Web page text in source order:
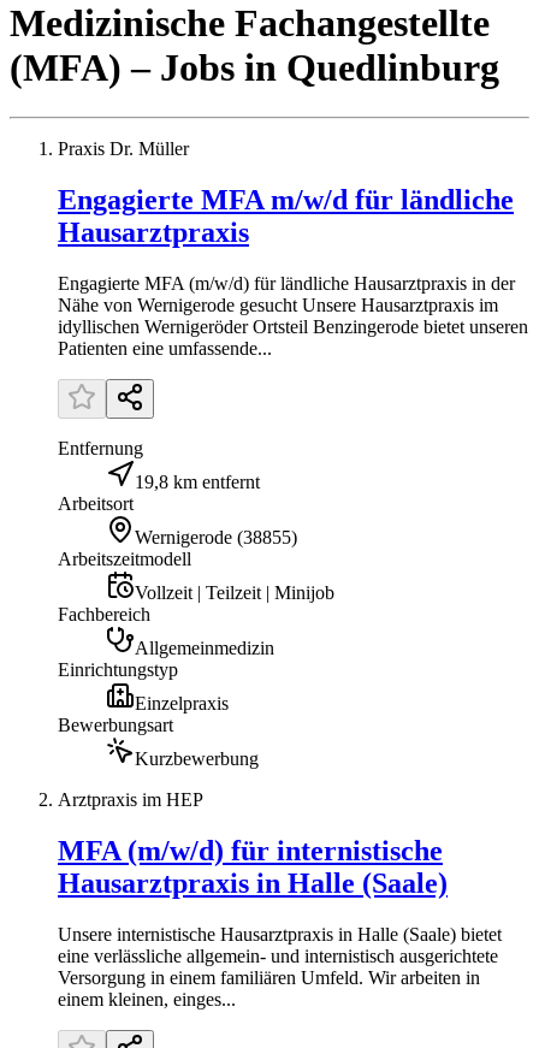
Medizinische Fachangestellte
(MFA) – Jobs in Quedlinburg
Praxis Dr. Müller
Engagierte MFA m/w/d für ländliche
Hausarztpraxis
Engagierte MFA (m/w/d) für ländliche Hausarztpraxis in der
Nähe von Wernigerode gesucht Unsere Hausarztpraxis im
idyllischen Wernigeröder Ortsteil Benzingerode bietet unseren
Patienten eine umfassende...
Entfernung
19,8 km entfernt
Arbeitsort
Wernigerode (38855)
Arbeitszeitmodell
Vollzeit | Teilzeit | Minijob
Fachbereich
Allgemeinmedizin
Einrichtungstyp
Einzelpraxis
Bewerbungsart
Kurzbewerbung
Arztpraxis im HEP
MFA (m/w/d) für internistische
Hausarztpraxis in Halle (Saale)
Unsere internistische Hausarztpraxis in Halle (Saale) bietet
eine verlässliche allgemein- und internistisch ausgerichtete
Versorgung in einem familiären Umfeld. Wir arbeiten in
einem kleinen, einges...